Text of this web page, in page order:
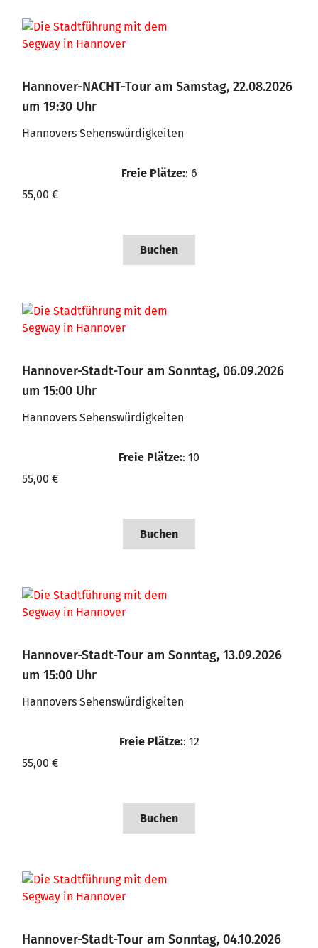
Hannover-NACHT-Tour am Samstag, 22.08.2026
um 19:30 Uhr
Hannovers Sehenswürdigkeiten
Freie Plätze:: 6
55,00 €
Buchen
Hannover-Stadt-Tour am Sonntag, 06.09.2026
um 15:00 Uhr
Hannovers Sehenswürdigkeiten
Freie Plätze:: 10
55,00 €
Buchen
Hannover-Stadt-Tour am Sonntag, 13.09.2026
um 15:00 Uhr
Hannovers Sehenswürdigkeiten
Freie Plätze:: 12
55,00 €
Buchen
Hannover-Stadt-Tour am Sonntag, 04.10.2026